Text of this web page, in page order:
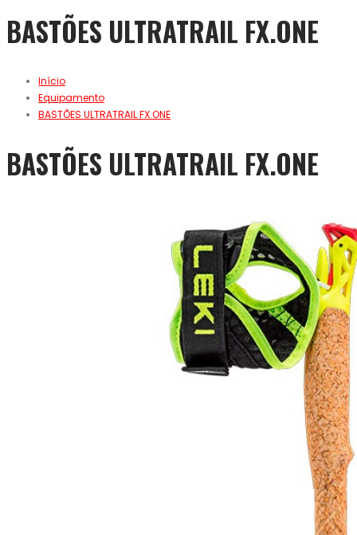
BASTÕES ULTRATRAIL FX.ONE
Início
Equipamento
BASTÕES ULTRATRAIL FX.ONE
BASTÕES ULTRATRAIL FX.ONE